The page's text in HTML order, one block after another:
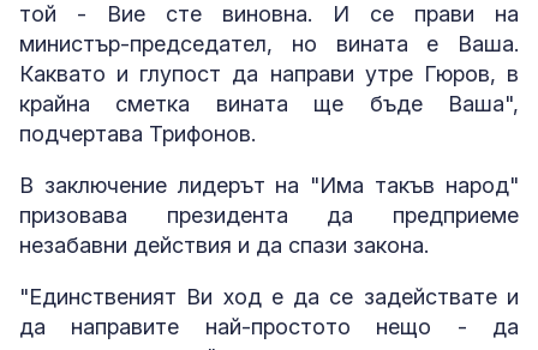
той - Вие сте виновна. И се прави на
министър-председател, но вината е Ваша.
Каквато и глупост да направи утре Гюров, в
крайна сметка вината ще бъде Ваша",
подчертава Трифонов.
В заключение лидерът на "Има такъв народ"
призовава президента да предприеме
незабавни действия и да спази закона.
"Единственият Ви ход е да се задействате и
да направите най-простото нещо - да